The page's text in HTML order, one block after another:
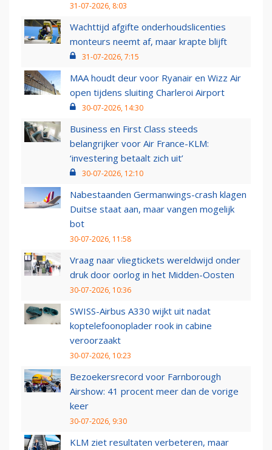
31-07-2026, 8:03
Wachttijd afgifte onderhoudslicenties
monteurs neemt af, maar krapte blijft
31-07-2026, 7:15
MAA houdt deur voor Ryanair en Wizz Air
open tijdens sluiting Charleroi Airport
30-07-2026, 14:30
Business en First Class steeds
belangrijker voor Air France-KLM:
‘investering betaalt zich uit’
30-07-2026, 12:10
Nabestaanden Germanwings-crash klagen
Duitse staat aan, maar vangen mogelijk
bot
30-07-2026, 11:58
Vraag naar vliegtickets wereldwijd onder
druk door oorlog in het Midden-Oosten
30-07-2026, 10:36
SWISS-Airbus A330 wijkt uit nadat
koptelefoonoplader rook in cabine
veroorzaakt
30-07-2026, 10:23
Bezoekersrecord voor Farnborough
Airshow: 41 procent meer dan de vorige
keer
30-07-2026, 9:30
KLM ziet resultaten verbeteren, maar